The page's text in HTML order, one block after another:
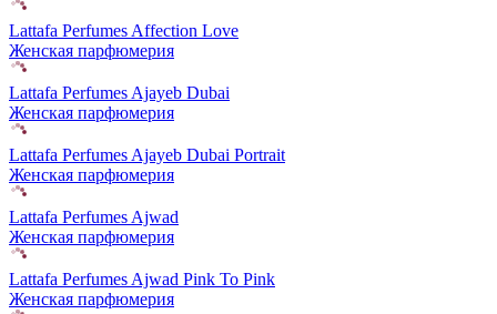
Lattafa Perfumes Affection Love
Женская парфюмерия
Lattafa Perfumes Ajayeb Dubai
Женская парфюмерия
Lattafa Perfumes Ajayeb Dubai Portrait
Женская парфюмерия
Lattafa Perfumes Ajwad
Женская парфюмерия
Lattafa Perfumes Ajwad Pink To Pink
Женская парфюмерия